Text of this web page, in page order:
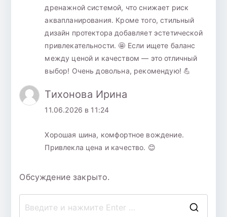
дренажной системой, что снижает риск
аквапланирования. Кроме того, стильный
дизайн протектора добавляет эстетической
привлекательности. 🤩 Если ищете баланс
между ценой и качеством — это отличный
выбор! Очень довольна, рекомендую! 💪
Тихонова Ирина
11.06.2026 в 11:24
Хорошая шина, комфортное вождение.
Привлекла цена и качество. 😊
Обсуждение закрыто.